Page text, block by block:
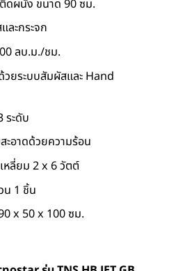
ดผนัง ขนาด 90 ซม.
ละกระจก
ลบ.ม./ชม.
ยระบบสัมผัสและ Hand
ระดับ
ะอาดด้วยความร้อน
หลี่ยม 2 x 6 วัตต์
น 1 ชิ้น
x 50 x 100 ซม.